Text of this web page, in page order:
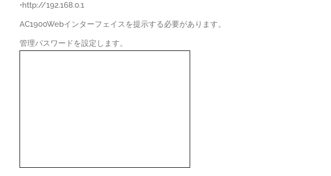
•http://192.168.0.1
AC1900Webインターフェイスを提示する必要があります。
管理パスワードを設定します。